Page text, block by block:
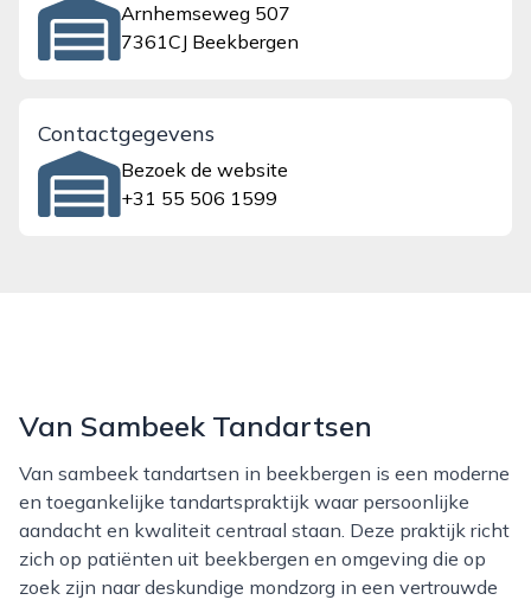
Arnhemseweg 507
7361CJ Beekbergen
Contactgegevens
Bezoek de website
+31 55 506 1599
Van Sambeek Tandartsen
Van sambeek tandartsen in beekbergen is een moderne
en toegankelijke tandartspraktijk waar persoonlijke
aandacht en kwaliteit centraal staan. Deze praktijk richt
zich op patiënten uit beekbergen en omgeving die op
zoek zijn naar deskundige mondzorg in een vertrouwde